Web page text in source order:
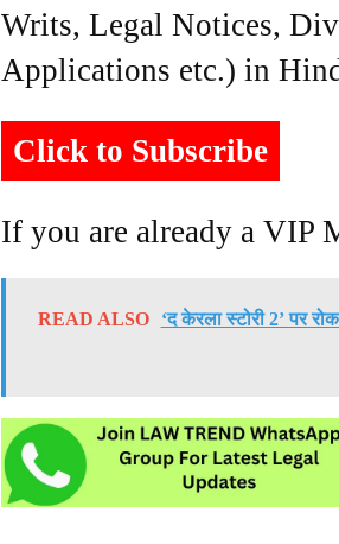
Writs, Legal Notices,
Applications etc.) in
Click to Subscribe
If you are already a VIP
READ ALSO
‘द केरला स्टोरी 2’ पर